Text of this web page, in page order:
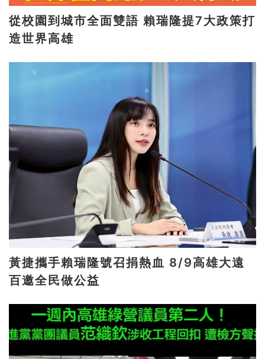
從校園到城市全面雙語 賴瑞隆提7大政策打
造世界高雄
黃捷攜手賴瑞隆號召捐熱血 8/9高雄大遠
百邀全民做公益